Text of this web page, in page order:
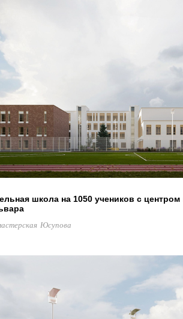
школа на 1050 учеников с
Юсупова